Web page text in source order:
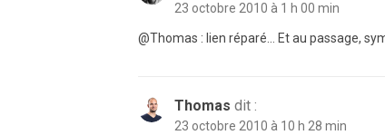
23 octobre 2010 à 1 h 00 min
@Thomas : lien réparé… Et au passage,
Thomas dit :
23 octobre 2010 à 10 h 28 min